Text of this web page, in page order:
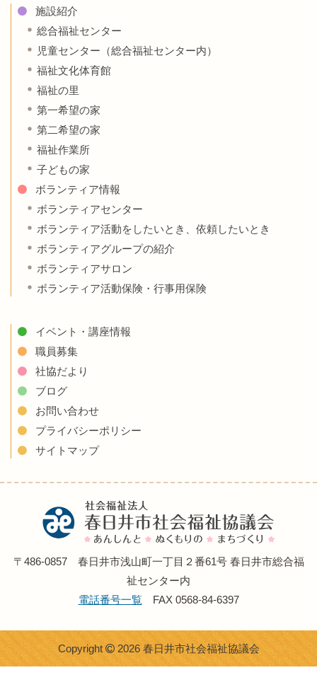
施設紹介
総合福祉センター
児童センター（総合福祉センター内）
福祉文化体育館
福祉の里
第一希望の家
第二希望の家
福祉作業所
子どもの家
ボランティア情報
ボランティアセンター
ボランティア活動をしたいとき、依頼したいとき
ボランティアグループの紹介
ボランティアサロン
ボランティア活動保険・行事用保険
イベント・講座情報
職員募集
社協だより
ブログ
お問い合わせ
プライバシーポリシー
サイトマップ
〒486-0857 春日井市浅山町一丁目２番61号 春日井市総合福
祉センター内
電話番号一覧FAX 0568-84-6397
Copyright 2026 春日井市社会福祉協議会